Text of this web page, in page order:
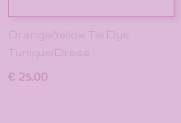
Orange/Yellow Tie Dye
Tunique/Dress
€ 25,00